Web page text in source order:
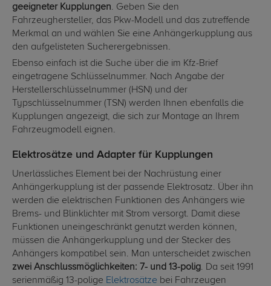
geeigneter Kupplungen. Geben Sie den
Fahrzeughersteller, das Pkw-Modell und das zutreffende
Merkmal an und wählen Sie eine Anhängerkupplung aus
den aufgelisteten Sucherergebnissen.
Ebenso einfach ist die Suche über die im Kfz-Brief
eingetragene Schlüsselnummer. Nach Angabe der
Herstellerschlüsselnummer (HSN) und der
Typschlüsselnummer (TSN) werden Ihnen ebenfalls die
Kupplungen angezeigt, die sich zur Montage an Ihrem
Fahrzeugmodell eignen.
Elektrosätze und Adapter für Kupplungen
Unerlässliches Element bei der Nachrüstung einer
Anhängerkupplung ist der passende Elektrosatz. Über ihn
werden die elektrischen Funktionen des Anhängers wie
Brems- und Blinklichter mit Strom versorgt. Damit diese
Funktionen uneingeschränkt genutzt werden können,
müssen die Anhängerkupplung und der Stecker des
Anhängers kompatibel sein. Man unterscheidet zwischen
zwei Anschlussmöglichkeiten: 7- und 13-polig. Da seit 1991
serienmäßig 13-polige Elektrosätze bei Fahrzeugen